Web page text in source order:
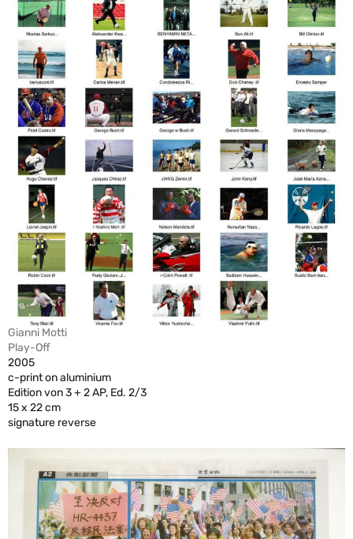
Gianni Motti
Play-Off
2005
c-print on aluminium
Edition von 3 + 2 AP, Ed. 2/3
15 x 22 cm
signature reverse